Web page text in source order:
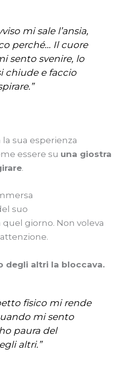
mi sale l’ansia,
perché… Il cuore
sento svenire, lo
chiude e faccio
sua esperienza
essere su una giostra
.
suo
giorno. Non voleva
degli altri la bloccava.
fisico mi rende
mi sento
paura del
altri.”